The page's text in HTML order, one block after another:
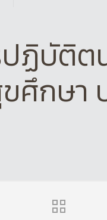
ฏิบัติ
ศึกษา